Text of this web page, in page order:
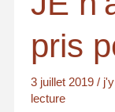
pris
3 juillet 2019 /
lecture